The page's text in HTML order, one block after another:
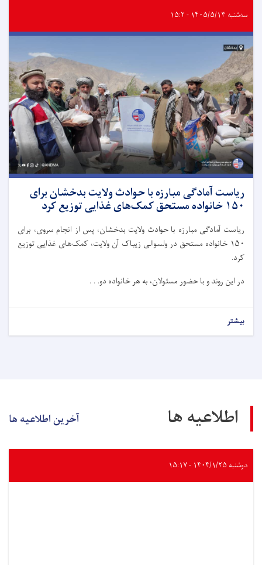
سه‌شنبه ۱۴۰۵/۵/۱۳ - ۱۵:۲
ریاست آمادگی مبارزه با حوادث ولایت بدخشان برای
۱۵۰ خانواده مستحق کمک‌های غذایی توزیع کرد
ریاست آمادگی مبارزه با حوادث ولایت بدخشان، پس از انجام سروی، برای
۱۵۰ خانواده مستحق در ولسوالی زیباک آن ولایت، کمک‌های غذایی توزیع
کرد.
در این روند و با حضور مسئولان، به هر خانواده دو. . .
بیشتر
اطلاعیه ها آخرین اطلاعیه ها
دوشنبه ۱۴۰۴/۱/۲۵ - ۱۵:۱۷